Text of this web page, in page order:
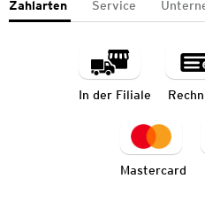
Zahlarten Service
In der Filiale
Mastercard